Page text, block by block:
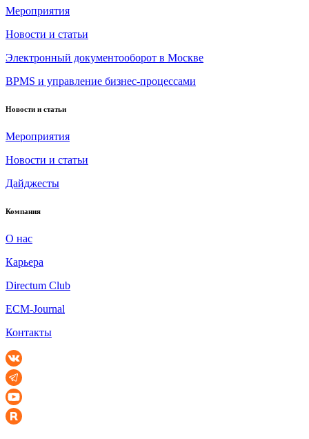
Мероприятия
Новости и статьи
Электронный документооборот в Москве
BPMS и управление бизнес-процессами
Новости и статьи
Мероприятия
Новости и статьи
Дайджесты
Компания
О нас
Карьера
Directum Club
ECM-Journal
Контакты